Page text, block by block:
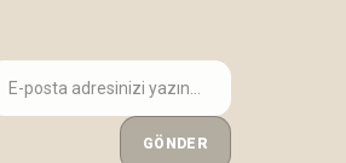
GÖNDER